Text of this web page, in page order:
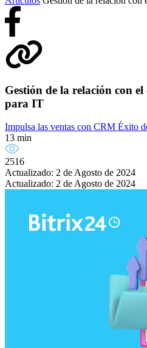
Gestión de la relación con
para IT
Impulsa las ventas con CRM Éxito
13 min
2516
Actualizado: 2 de Agosto de 2024
Actualizado: 2 de Agosto de 2024